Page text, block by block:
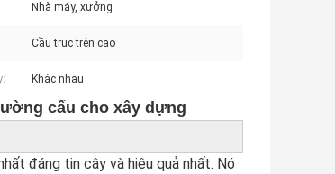
Nhà máy, xưởng
Cầu trục trên cao
Khác nhau
cẩu cho xây dựng
đáng tin cậy và hiệu quả nhất. Nó